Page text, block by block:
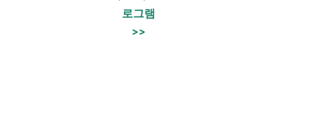
로그램
>>